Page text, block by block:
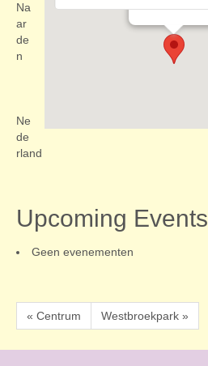
Na
ar
de
n
Ne
de
rland
Upcoming Events
Geen evenementen
« Centrum Westbroekpark »